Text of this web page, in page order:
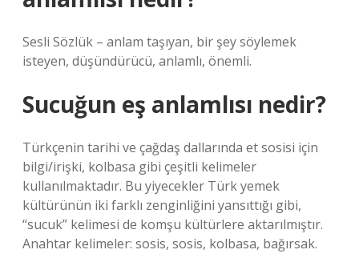
Sesli Sözlük – anlam taşıyan, bir şey söylemek
isteyen, düşündürücü, anlamlı, önemli.
Sucuğun eş anlamlısı nedir?
Türkçenin tarihi ve çağdaş dallarında et sosisi için
bilgi/irişki, kolbasa gibi çeşitli kelimeler
kullanılmaktadır. Bu yiyecekler Türk yemek
kültürünün iki farklı zenginliğini yansıttığı gibi,
“sucuk” kelimesi de komşu kültürlere aktarılmıştır.
Anahtar kelimeler: sosis, sosis, kolbasa, bağırsak.